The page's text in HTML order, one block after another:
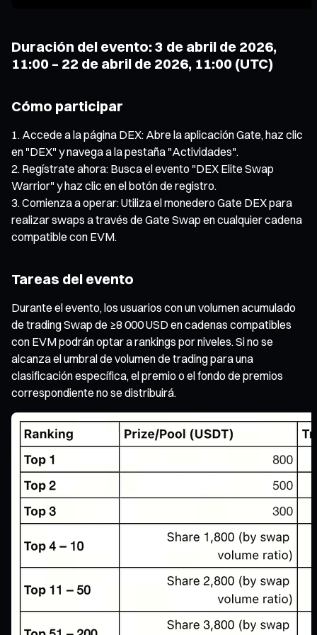
Duración del evento: 3 de abril de 2026,
11:00 – 22 de abril de 2026, 11:00 (UTC)
Cómo participar
Accede a la página DEX: Abre la aplicación Gate, haz clic
en "DEX" y navega a la pestaña "Actividades".
Regístrate ahora: Busca el evento "DEX Elite Swap
Warrior" y haz clic en el botón de registro.
Comienza a operar: Utiliza el monedero Gate DEX para
realizar swaps a través de Gate Swap en cualquier cadena
compatible con EVM.
Tareas del evento
Durante el evento, los usuarios con un volumen acumulado
de trading Swap de ≥8 000 USD en cadenas compatibles
con EVM podrán optar a rankings por niveles. Si no se
alcanza el umbral de volumen de trading para una
clasificación específica, el premio o el fondo de premios
correspondiente no se distribuirá.